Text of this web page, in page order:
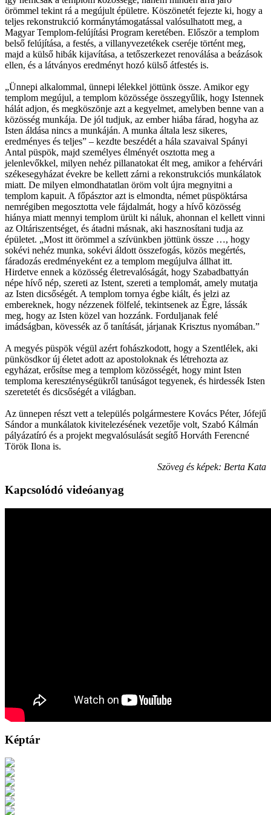
örömmel tekint rá a megújult épületre. Köszönetét fejezte ki, hogy a
teljes rekonstrukció kormánytámogatással valósulhatott meg, a
Magyar Templom-felújítási Program keretében. Először a templom
belső felújítása, a festés, a villanyvezetékek cseréje történt meg,
majd a külső hibák kijavítása, a tetőszerkezet renoválása a beázások
ellen, és a látványos eredményt hozó külső átfestés is.
„Ünnepi alkalommal, ünnepi lélekkel jöttünk össze. Amikor egy
templom megújul, a templom közössége összegyűlik, hogy Istennek
hálát adjon, és megköszönje azt a kegyelmet, amelyben benne van a
közösség munkája. De jól tudjuk, az ember hiába fárad, hogyha az
Isten áldása nincs a munkáján. A munka általa lesz sikeres,
eredményes és teljes” – kezdte beszédét a hála szavaival Spányi
Antal püspök, majd személyes élményét osztotta meg a
jelenlevőkkel, milyen nehéz pillanatokat élt meg, amikor a fehérvári
székesegyházat évekre be kellett zárni a rekonstrukciós munkálatok
miatt. De milyen elmondhatatlan öröm volt újra megnyitni a
templom kapuit. A főpásztor azt is elmondta, német püspöktársa
nemrégiben megosztotta vele fájdalmát, hogy a hívő közösség
hiánya miatt mennyi templom ürült ki náluk, ahonnan el kellett vinni
az Oltáriszentséget, és átadni másnak, aki hasznosítani tudja az
épületet. „Most itt örömmel a szívünkben jöttünk össze …, hogy
sokévi nehéz munka, sokévi áldott összefogás, közös megértés,
fáradozás eredményeként ez a templom megújulva állhat itt.
Hirdetve ennek a közösség életrevalóságát, hogy Szabadbattyán
népe hívő nép, szereti az Istent, szereti a templomát, amely mutatja
az Isten dicsőségét. A templom tornya égbe kiált, és jelzi az
embereknek, hogy nézzenek fölfelé, tekintsenek az Égre, lássák
meg, hogy az Isten közel van hozzánk. Forduljanak felé
imádságban, kövessék az ő tanítását, járjanak Krisztus nyomában.”
A megyés püspök végül azért fohászkodott, hogy a Szentlélek, aki
pünkösdkor új életet adott az apostoloknak és létrehozta az
egyházat, erősítse meg a templom közösségét, hogy mint Isten
temploma kereszténységükről tanúságot tegyenek, és hirdessék Isten
szeretetét és dicsőségét a világban.
Az ünnepen részt vett a település polgármestere Kovács Péter, Jófejű
Sándor a munkálatok kivitelezésének vezetője volt, Szabó Kálmán
pályázatíró és a projekt megvalósulását segítő Horváth Ferencné
Török Ilona is.
Szöveg és képek: Berta Kata
Kapcsolódó videóanyag
Képtár